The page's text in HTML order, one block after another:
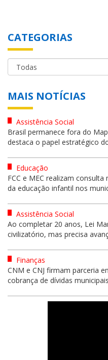
CATEGORIAS
MAIS NOTÍCIAS
Assistência Social
Brasil permanece fora do
destaca o papel estratégico
Educação
FCC e MEC realizam
da educação infantil nos
Assistência Social
Ao completar 20 anos, Lei
civilizatório, mas precisa
Finanças
CNM e CNJ firmam parceria
cobrança de dívidas municipais